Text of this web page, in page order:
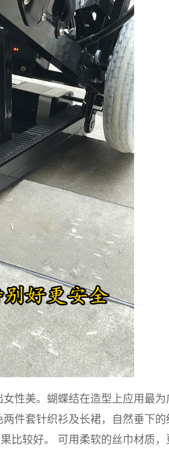
性美。蝴蝶结在造型上应用最
件套针织衫及长裙，自然垂下的
比较好。 可用柔软的丝巾材质，